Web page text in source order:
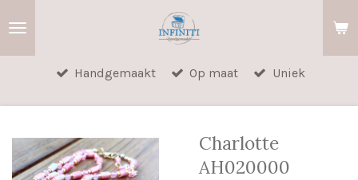
hoofdinhoud
Handgemaakt Op maat Uniek
Charlotte
AH020000